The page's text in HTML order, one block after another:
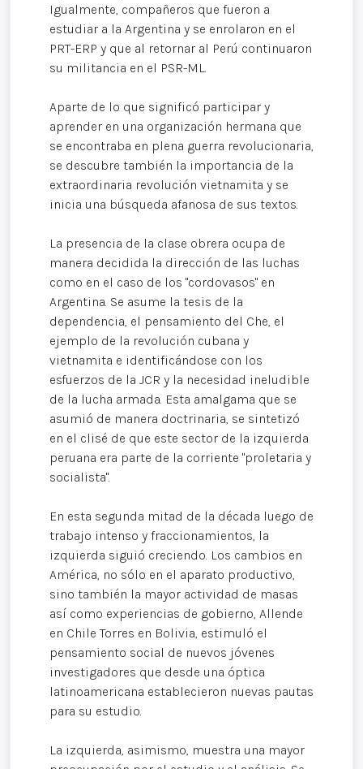
Igualmente, compañeros que fueron a
estudiar a la Argentina y se enrolaron en el
PRT-ERP y que al retornar al Perú continuaron
su militancia en el PSR-ML.
Aparte de lo que significó participar y
aprender en una organización hermana que
se encontraba en plena guerra revolucionaria,
se descubre también la importancia de la
extraordinaria revolución vietnamita y se
inicia una búsqueda afanosa de sus textos.
La presencia de la clase obrera ocupa de
manera decidida la dirección de las luchas
como en el caso de los "cordovasos" en
Argentina. Se asume la tesis de la
dependencia, el pensamiento del Che, el
ejemplo de la revolución cubana y
vietnamita e identificándose con los
esfuerzos de la JCR y la necesidad ineludible
de la lucha armada. Esta amalgama que se
asumió de manera doctrinaria, se sintetizó
en el clisé de que este sector de la izquierda
peruana era parte de la corriente "proletaria y
socialista".
En esta segunda mitad de la década luego de
trabajo intenso y fraccionamientos, la
izquierda siguió creciendo. Los cambios en
América, no sólo en el aparato productivo,
sino también la mayor actividad de masas
así como experiencias de gobierno, Allende
en Chile Torres en Bolivia, estimuló el
pensamiento social de nuevos jóvenes
investigadores que desde una óptica
latinoamericana establecieron nuevas pautas
para su estudio.
La izquierda, asimismo, muestra una mayor